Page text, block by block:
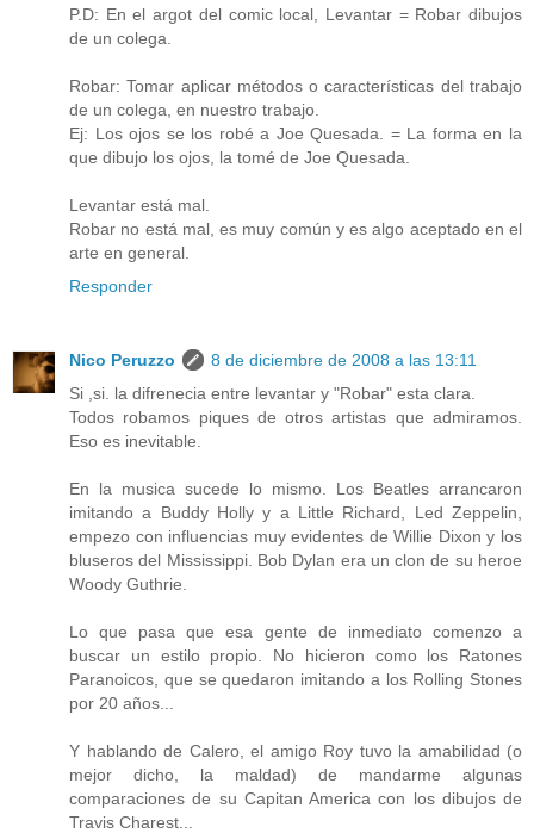
P.D: En el argot del comic local, Levantar = Robar dibujos
de un colega.
Robar: Tomar aplicar métodos o características del trabajo
de un colega, en nuestro trabajo.
Ej: Los ojos se los robé a Joe Quesada. = La forma en la
que dibujo los ojos, la tomé de Joe Quesada.
Levantar está mal.
Robar no está mal, es muy común y es algo aceptado en el
arte en general.
Responder
Nico Peruzzo
8 de diciembre de 2008 a las 13:11
Si ,si. la difrenecia entre levantar y "Robar" esta clara.
Todos robamos piques de otros artistas que admiramos.
Eso es inevitable.
En la musica sucede lo mismo. Los Beatles arrancaron
imitando a Buddy Holly y a Little Richard, Led Zeppelin,
empezo con influencias muy evidentes de Willie Dixon y los
bluseros del Mississippi. Bob Dylan era un clon de su heroe
Woody Guthrie.
Lo que pasa que esa gente de inmediato comenzo a
buscar un estilo propio. No hicieron como los Ratones
Paranoicos, que se quedaron imitando a los Rolling Stones
por 20 años...
Y hablando de Calero, el amigo Roy tuvo la amabilidad (o
mejor dicho, la maldad) de mandarme algunas
comparaciones de su Capitan America con los dibujos de
Travis Charest...